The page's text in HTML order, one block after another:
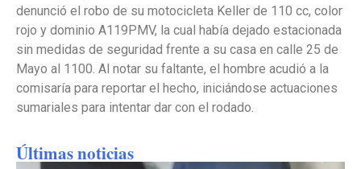
denunció el robo de su motocicleta Keller de 110 cc, color
rojo y dominio A119PMV, la cual había dejado estacionada
sin medidas de seguridad frente a su casa en calle 25 de
Mayo al 1100. Al notar su faltante, el hombre acudió a la
comisaría para reportar el hecho, iniciándose actuaciones
sumariales para intentar dar con el rodado.
Últimas noticias